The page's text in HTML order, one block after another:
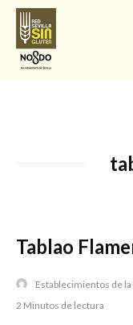
Tablao
Establecimientos de la
2 Minutos de lectura